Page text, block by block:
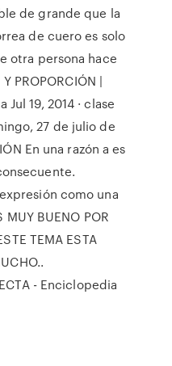
de grande que la
de cuero es solo
otra persona hace
PROPORCIÓN |
19, 2014 · clase
27 de julio de
En una razón a es
como una
MUY BUENO POR
TEMA ESTA
- Enciclopedia